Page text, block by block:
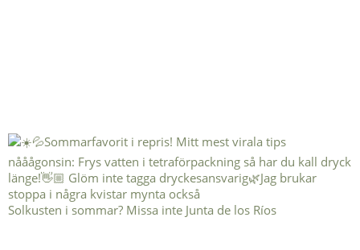
Solkusten i sommar? Missa inte Junta de los Ríos